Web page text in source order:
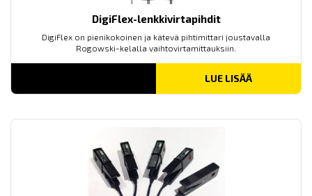
DigiFlex-lenkkivirtapihdit
DigiFlex on pienikokoinen ja kätevä pihtimittari joustavalla
Rogowski-kelalla vaihtovirtamittauksiin.
LUE LISÄÄ